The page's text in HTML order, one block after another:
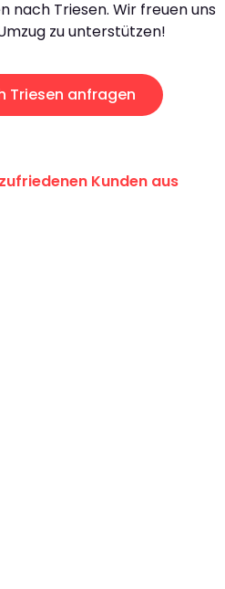
nach Triesen. Wir freuen uns
zu unterstützen!
Triesen anfragen
Kunden aus